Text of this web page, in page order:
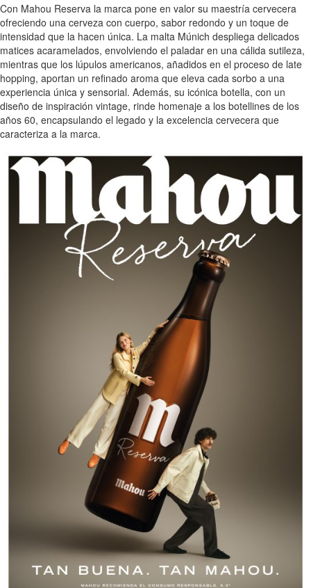
Con Mahou Reserva la marca pone en valor su maestría cervecera
ofreciendo una cerveza con cuerpo, sabor redondo y un toque de
intensidad que la hacen única. La malta Múnich despliega delicados
matices acaramelados, envolviendo el paladar en una cálida sutileza,
mientras que los lúpulos americanos, añadidos en el proceso de late
hopping, aportan un refinado aroma que eleva cada sorbo a una
experiencia única y sensorial. Además, su icónica botella, con un
diseño de inspiración vintage, rinde homenaje a los botellines de los
años 60, encapsulando el legado y la excelencia cervecera que
caracteriza a la marca.